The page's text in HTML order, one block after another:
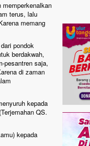
terus, lalu
memang
pondok
berdakwah,
pesantren saja,
di zaman
kepada
QS.
kepada